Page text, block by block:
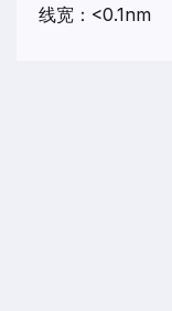
线宽：<0.1nm